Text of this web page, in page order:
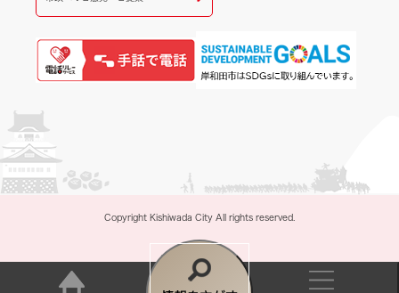
Copyright Kishiwada City All rights reserved.